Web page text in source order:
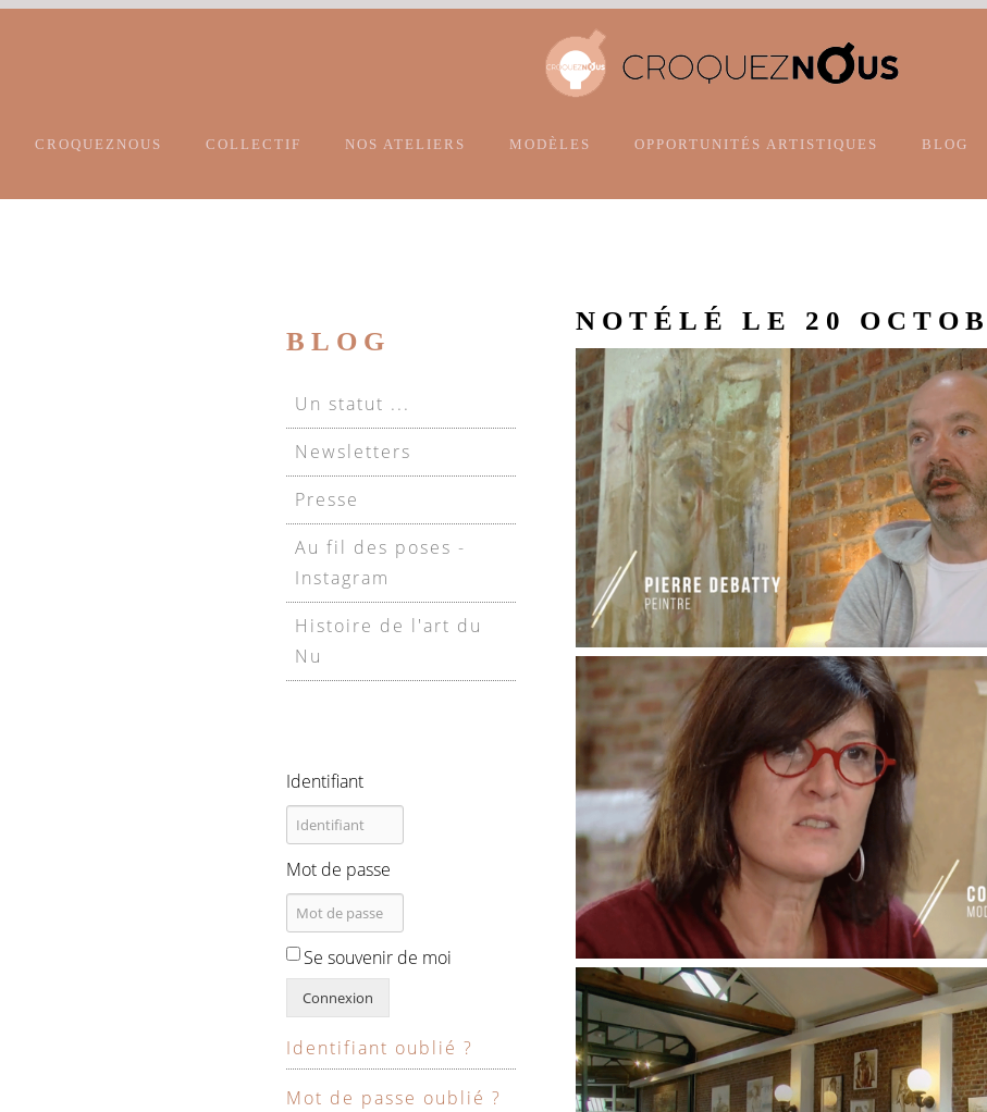
CROQUEZNOUS COLLECTIF NOS ATELIERS MODÈLES OPPORTUNITÉS ARTISTIQUES BLOG
BLOG
Un statut ...
Newsletters
Presse
Au fil des poses -
Instagram
Histoire de l'art du
Nu
Identifiant
Mot de passe
Se souvenir de moi
Connexion
Identifiant oublié ?
Mot de passe oublié ?
NOTÉLÉ LE 20